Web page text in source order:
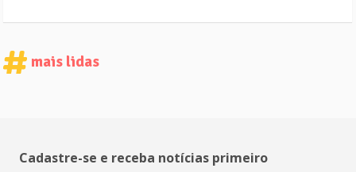
mais lidas
Cadastre-se e receba notícias primeiro